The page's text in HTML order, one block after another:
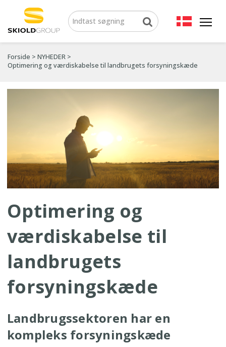
Forside > NYHEDER >
Optimering og værdiskabelse til landbrugets forsyningskæde
Optimering og
værdiskabelse til
landbrugets
forsyningskæde
Landbrugssektoren har en
kompleks forsyningskæde